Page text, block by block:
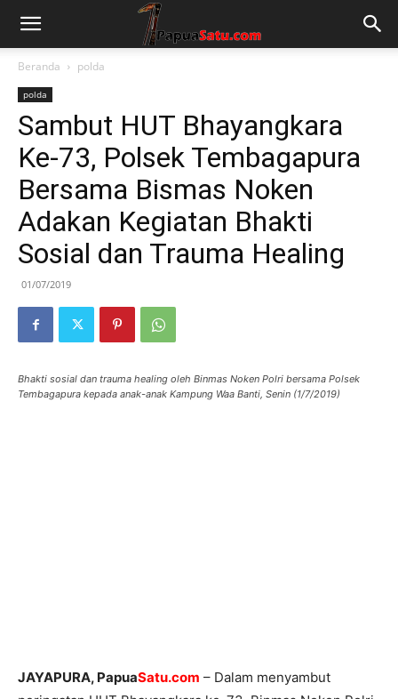
Beranda polda
polda
Sambut HUT Bhayangkara
Ke-73, Polsek Tembagapura
Bersama Bismas Noken
Adakan Kegiatan Bhakti
Sosial dan Trauma Healing
01/07/2019
Bhakti sosial dan trauma healing oleh Binmas Noken Polri bersama Polsek
Tembagapura kepada anak-anak Kampung Waa Banti, Senin (1/7/2019)
JAYAPURA, PapuaSatu.com – Dalam menyambut